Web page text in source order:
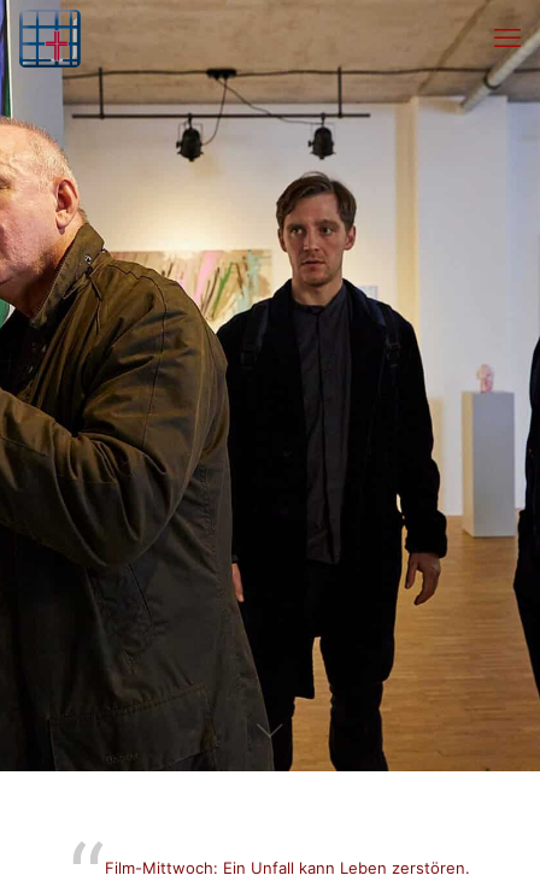
Film-Mittwoch: Ein Unfall kann Leben zerstören.